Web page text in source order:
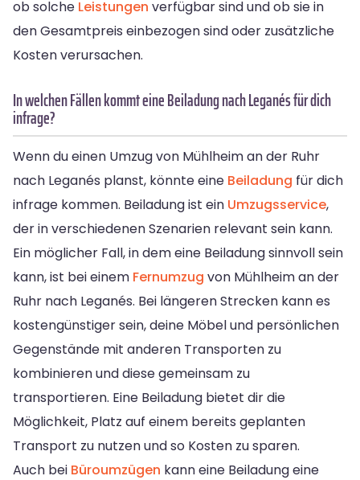
ob solche Leistungen verfügbar sind und ob sie in
den Gesamtpreis einbezogen sind oder zusätzliche
Kosten verursachen.
In welchen Fällen kommt eine Beiladung nach Leganés für dich
infrage?
Wenn du einen Umzug von Mühlheim an der Ruhr
nach Leganés planst, könnte eine Beiladung für dich
infrage kommen. Beiladung ist ein Umzugsservice,
der in verschiedenen Szenarien relevant sein kann.
Ein möglicher Fall, in dem eine Beiladung sinnvoll sein
kann, ist bei einem Fernumzug von Mühlheim an der
Ruhr nach Leganés. Bei längeren Strecken kann es
kostengünstiger sein, deine Möbel und persönlichen
Gegenstände mit anderen Transporten zu
kombinieren und diese gemeinsam zu
transportieren. Eine Beiladung bietet dir die
Möglichkeit, Platz auf einem bereits geplanten
Transport zu nutzen und so Kosten zu sparen.
Auch bei Büroumzügen kann eine Beiladung eine